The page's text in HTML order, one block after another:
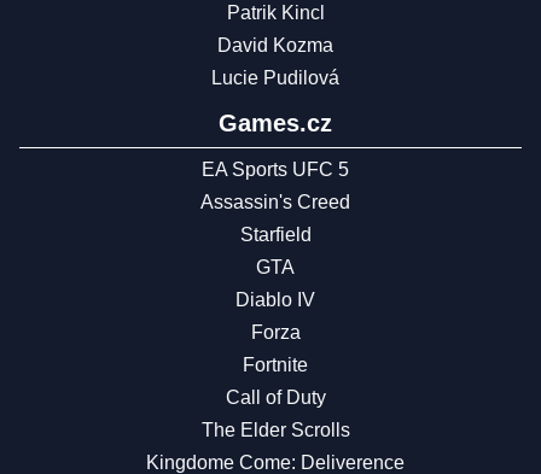
Patrik Kincl
David Kozma
Lucie Pudilová
Games.cz
EA Sports UFC 5
Assassin's Creed
Starfield
GTA
Diablo IV
Forza
Fortnite
Call of Duty
The Elder Scrolls
Kingdome Come: Deliverence